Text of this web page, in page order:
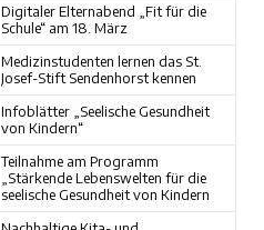
Digitaler Elternabend „Fit für die
Schule“ am 18. März
Medizinstudenten lernen das St.
Josef-Stift Sendenhorst kennen
Infoblätter „Seelische Gesundheit
von Kindern“
Teilnahme am Programm
„Stärkende Lebenswelten für die
seelische Gesundheit von Kindern